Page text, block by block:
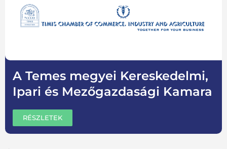
A Temes megyei Kereskedelmi,
Ipari és Mezőgazdasági Kamara
RÉSZLETEK